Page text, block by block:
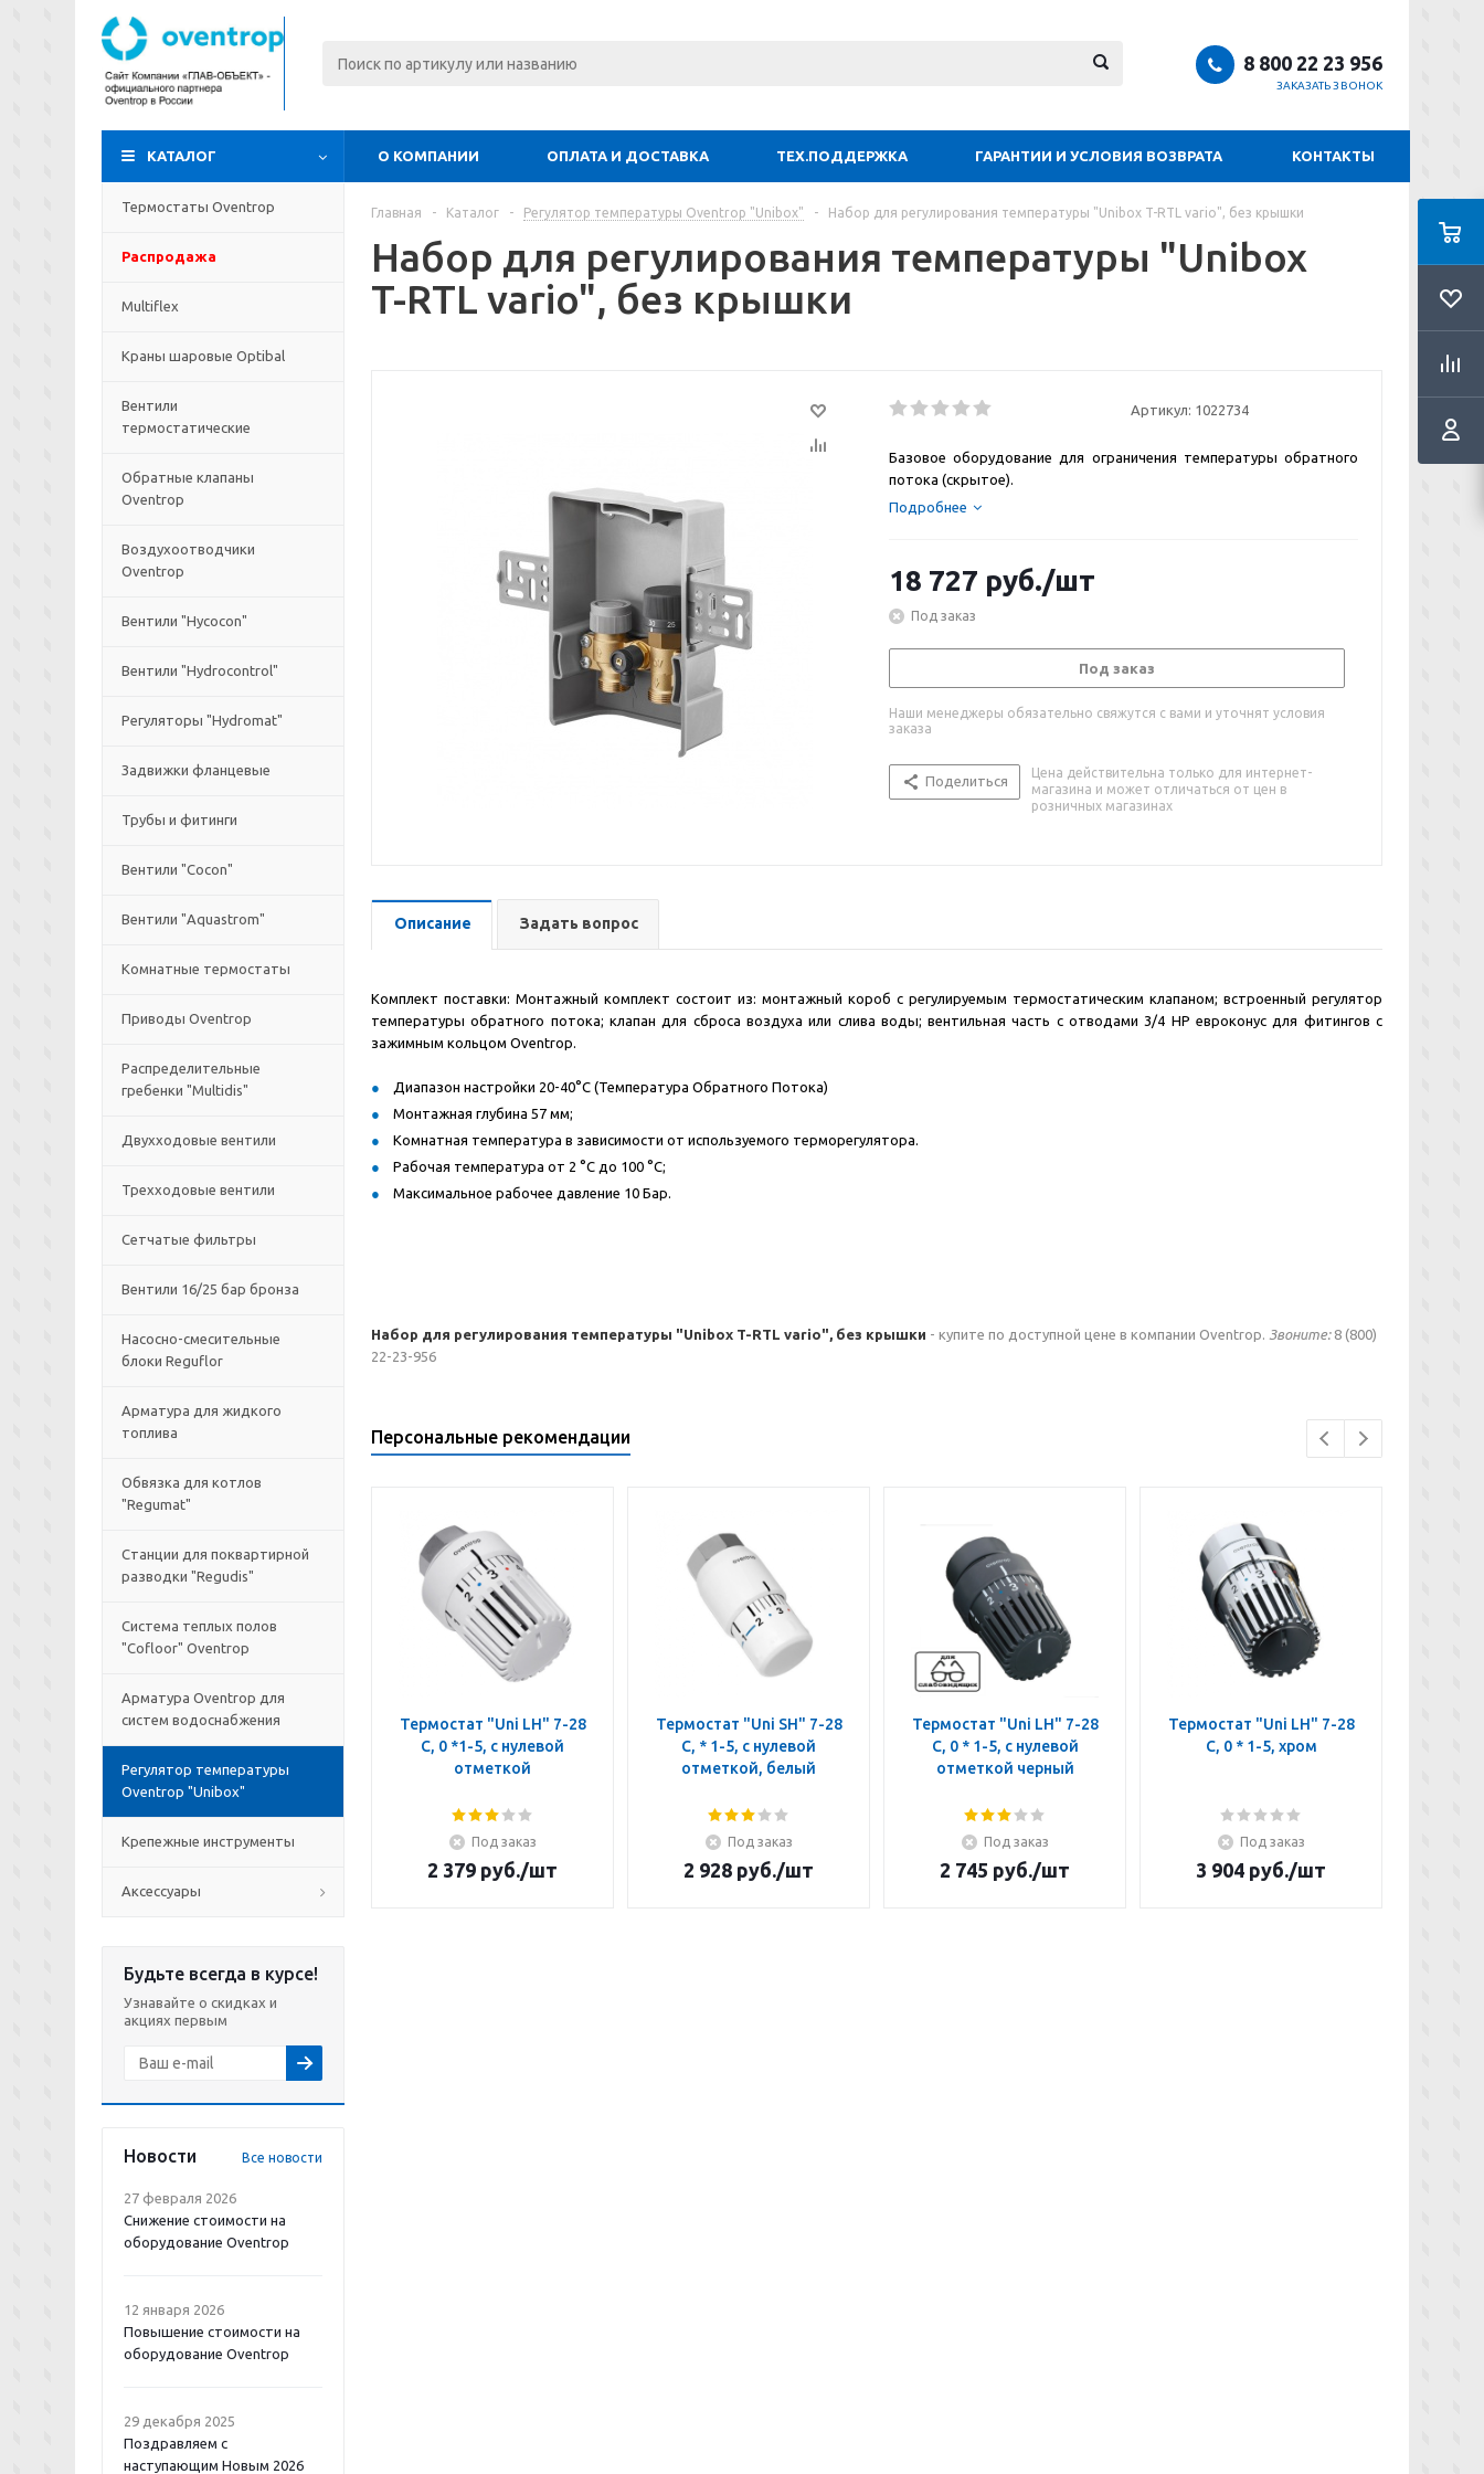
8 800 22 23 956
ЗАКАЗАТЬ ЗВОНОК
КАТАЛОГ О КОМПАНИИ ОПЛАТА И ДОСТАВКА ТЕХ.ПОДДЕРЖКА ГАРАНТИИ И УСЛОВИЯ ВОЗВРАТА КОНТАКТЫ
Термостаты Oventrop
Распродажа
Multiflex
Краны шаровые Optibal
Вентили
термостатические
Обратные клапаны
Oventrop
Воздухоотводчики
Oventrop
Вентили "Hycocon"
Вентили "Hydrocontrol"
Регуляторы "Hydromat"
Задвижки фланцевые
Трубы и фитинги
Вентили "Cocon"
Вентили "Aquastrom"
Комнатные термостаты
Приводы Oventrop
Распределительные
гребенки "Multidis"
Двухходовые вентили
Трехходовые вентили
Сетчатые фильтры
Вентили 16/25 бар бронза
Насосно-смесительные
блоки Reguflor
Арматура для жидкого
топлива
Обвязка для котлов
"Regumat"
Станции для поквартирной
разводки "Regudis"
Система теплых полов
"Cofloor" Oventrop
Арматура Oventrop для
систем водоснабжения
Регулятор температуры
Oventrop "Unibox"
Крепежные инструменты
Аксессуары
Будьте всегда в курсе!
Узнавайте о скидках и
акциях первым
Новости Все новости
27 февраля 2026
Снижение стоимости на
оборудование Oventrop
12 января 2026
Повышение стоимости на
оборудование Oventrop
29 декабря 2025
Поздравляем с
наступающим Новым 2026
Главная - Каталог - Регулятор температуры Oventrop "Unibox" - Набор для регулирования температуры "Unibox T-RTL vario", без крышки
Набор для регулирования температуры "Unibox
T-RTL vario", без крышки
Артикул: 1022734
Базовое оборудование для ограничения температуры обратного
потока (скрытое).
Подробнее
18 727 руб./шт
Под заказ
Под заказ
Наши менеджеры обязательно свяжутся с вами и уточнят условия
заказа
Поделиться
Цена действительна только для интернет-
магазина и может отличаться от цен в
розничных магазинах
Описание Задать вопрос
Комплект поставки: Монтажный комплект состоит из: монтажный короб с регулируемым термостатическим клапаном; встроенный регулятор
температуры обратного потока; клапан для сброса воздуха или слива воды; вентильная часть с отводами 3/4 НР евроконус для фитингов с
зажимным кольцом Oventrop.
Диапазон настройки 20-40°C (Температура Обратного Потока)
Монтажная глубина 57 мм;
Комнатная температура в зависимости от используемого терморегулятора.
Рабочая температура от 2 °C до 100 °C;
Максимальное рабочее давление 10 Бар.
Набор для регулирования температуры "Unibox T-RTL vario", без крышки - купите по доступной цене в компании Oventrop. Звоните:8 (800)
22-23-956
Персональные рекомендации
Термостат "Uni LH" 7-28
C, 0 *1-5, с нулевой
отметкой
Под заказ
2 379 руб./шт
Термостат "Uni SH" 7-28
C, * 1-5, с нулевой
отметкой, белый
Под заказ
2 928 руб./шт
Термостат "Uni LH" 7-28
C, 0 * 1-5, с нулевой
отметкой черный
Под заказ
2 745 руб./шт
Термостат "Uni LH" 7-28
C, 0 * 1-5, хром
Под заказ
3 904 руб./шт